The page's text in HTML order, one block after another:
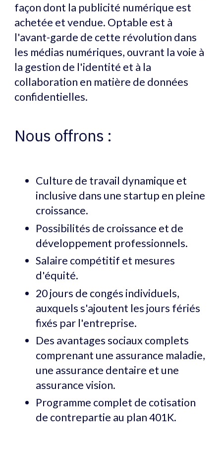
façon dont la publicité numérique est
achetée et vendue. Optable est à
l'avant-garde de cette révolution dans
les médias numériques, ouvrant la voie à
la gestion de l'identité et à la
collaboration en matière de données
confidentielles.
Nous offrons :
Culture de travail dynamique et
inclusive dans une startup en pleine
croissance.
Possibilités de croissance et de
développement professionnels.
Salaire compétitif et mesures
d'équité.
20 jours de congés individuels,
auxquels s'ajoutent les jours fériés
fixés par l'entreprise.
Des avantages sociaux complets
comprenant une assurance maladie,
une assurance dentaire et une
assurance vision.
Programme complet de cotisation
de contrepartie au plan 401K.